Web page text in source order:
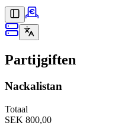
Partijgiften
Nackalistan
Totaal
SEK 800,00